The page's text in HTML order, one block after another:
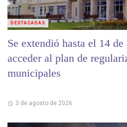
Se extendió hasta el 14
acceder al plan de
municipales
3 de agosto de 2026
DESTACADAS